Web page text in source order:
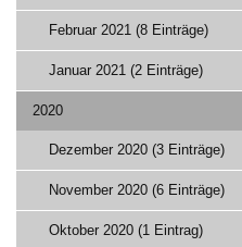
Februar 2021 (8 Einträge)
Januar 2021 (2 Einträge)
2020
Dezember 2020 (3 Einträge)
November 2020 (6 Einträge)
Oktober 2020 (1 Eintrag)